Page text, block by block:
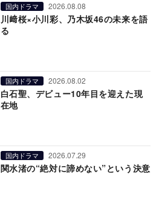
国内ドラマ 2026.08.08
川﨑桜×小川彩、乃木坂46の未来を語
る
国内ドラマ 2026.08.02
白石聖、デビュー10年目を迎えた現
在地
国内ドラマ 2026.07.29
関水渚の“絶対に諦めない”という決意